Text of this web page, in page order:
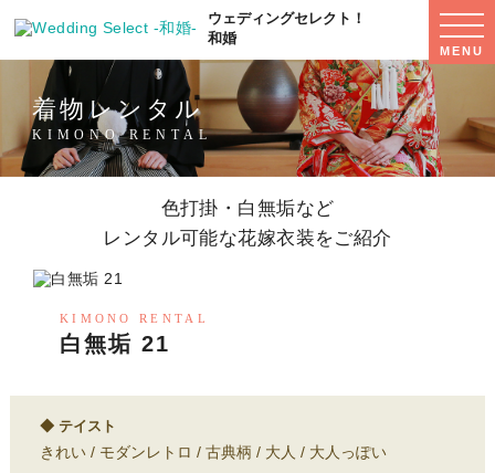
ウェディングセレクト！
和婚
MENU
着物レンタル
KIMONO RENTAL
色打掛・白無垢など
レンタル可能な花嫁衣装をご紹介
KIMONO RENTAL
白無垢 21
テイスト
きれい モダンレトロ 古典柄 大人 大人っぽい